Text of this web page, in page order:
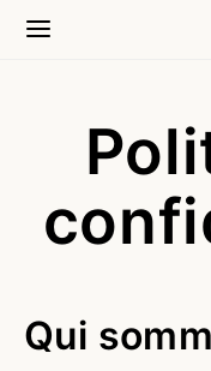
Qui